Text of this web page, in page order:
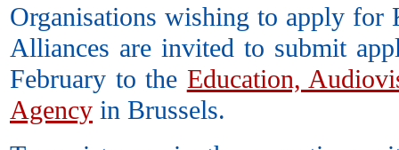
Organisations wishing to apply for
Alliances are invited to submit
February to the Education,
Agency in Brussels.